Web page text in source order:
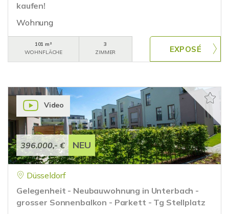
kaufen!
Wohnung
101 m²
WOHNFLÄCHE
3
ZIMMER
396.000,- € NEU
Video
Düsseldorf
Gelegenheit - Neubauwohnung in Unterbach -
grosser Sonnenbalkon - Parkett - Tg Stellplatz